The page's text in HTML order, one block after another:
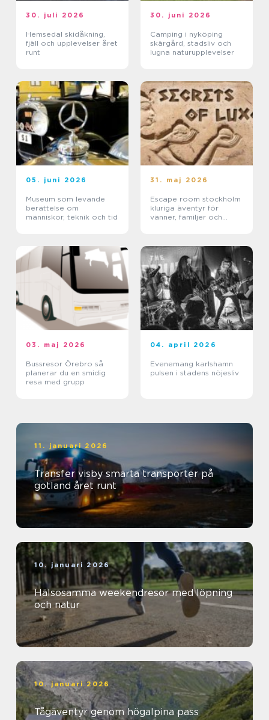
30. juli 2026
Hemsedal skidåkning,
fjäll och upplevelser året
runt
30. juni 2026
Camping i nyköping
skärgård, stadsliv och
lugna naturupplevelser
05. juni 2026
Museum som levande
berättelse om
människor, teknik och tid
31. maj 2026
Escape room stockholm
kluriga äventyr för
vänner, familjer och
03. maj 2026
Bussresor Örebro så
planerar du en smidig
resa med grupp
04. april 2026
Evenemang karlshamn
pulsen i stadens nöjesliv
11. januari 2026
Transfer visby smarta transporter på
gotland året runt
10. januari 2026
Hälsosamma weekendresor med löpning
och natur
10. januari 2026
Tågäventyr genom högalpina pass